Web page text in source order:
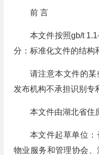
前 言
本文件按照gb/t
分：标准化文件的结构
请注意本文件的
发布机构不承担识别专
本文件由湖北省住
本文件起草单位
物业服务和管理协会